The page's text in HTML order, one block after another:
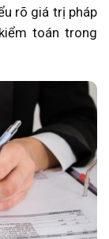
rõ giá trị pháp
toán trong